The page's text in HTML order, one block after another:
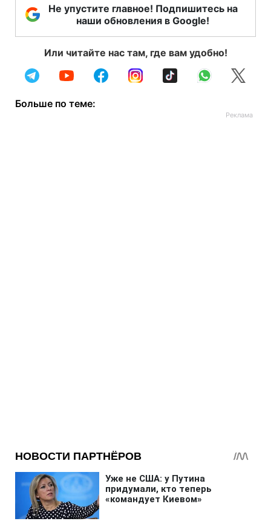
Не упустите главное! Подпишитесь на
наши обновления в Google!
Или читайте нас там, где вам удобно!
Больше по теме: